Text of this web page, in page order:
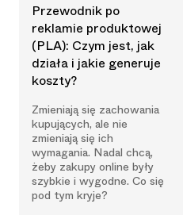
Przewodnik po
reklamie produktowej
(PLA): Czym jest, jak
działa i jakie generuje
koszty?
Zmieniają się zachowania
kupujących, ale nie
zmieniają się ich
wymagania. Nadal chcą,
żeby zakupy online były
szybkie i wygodne. Co się
pod tym kryje?